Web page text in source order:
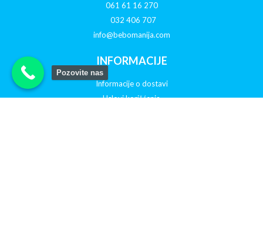
061 61 16 270
032 406 707
info@bebomanija.com
INFORMACIJE
Informacije o dostavi
Uslovi korišćenja
Pozovite nas